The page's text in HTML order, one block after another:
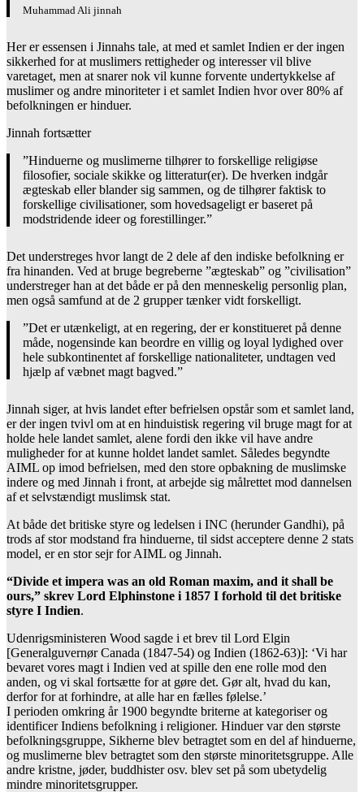
Muhammad Ali jinnah
Her er essensen i Jinnahs tale, at med et samlet Indien er der ingen
sikkerhed for at muslimers rettigheder og interesser vil blive
varetaget, men at snarer nok vil kunne forvente undertykkelse af
muslimer og andre minoriteter i et samlet Indien hvor over 80% af
befolkningen er hinduer.
Jinnah fortsætter
”Hinduerne og muslimerne tilhører to forskellige religiøse
filosofier, sociale skikke og litteratur(er). De hverken indgår
ægteskab eller blander sig sammen, og de tilhører faktisk to
forskellige civilisationer, som hovedsageligt er baseret på
modstridende ideer og forestillinger.”
Det understreges hvor langt de 2 dele af den indiske befolkning er
fra hinanden. Ved at bruge begreberne ”ægteskab” og ”civilisation”
understreger han at det både er på den menneskelig personlig plan,
men også samfund at de 2 grupper tænker vidt forskelligt.
”Det er utænkeligt, at en regering, der er konstitueret på denne
måde, nogensinde kan beordre en villig og loyal lydighed over
hele subkontinentet af forskellige nationaliteter, undtagen ved
hjælp af væbnet magt bagved.”
Jinnah siger, at hvis landet efter befrielsen opstår som et samlet land,
er der ingen tvivl om at en hinduistisk regering vil bruge magt for at
holde hele landet samlet, alene fordi den ikke vil have andre
muligheder for at kunne holdet landet samlet. Således begyndte
AIML op imod befrielsen, med den store opbakning de muslimske
indere og med Jinnah i front, at arbejde sig målrettet mod dannelsen
af et selvstændigt muslimsk stat.
At både det britiske styre og ledelsen i INC (herunder Gandhi), på
trods af stor modstand fra hinduerne, til sidst acceptere denne 2 stats
model, er en stor sejr for AIML og Jinnah.
“Divide et impera was an old Roman maxim, and it shall be
ours,” skrev Lord Elphinstone i 1857 I forhold til det britiske
styre I Indien.
Udenrigsministeren Wood sagde i et brev til Lord Elgin
[Generalguvernør Canada (1847-54) og Indien (1862-63)]: ‘Vi har
bevaret vores magt i Indien ved at spille den ene rolle mod den
anden, og vi skal fortsætte for at gøre det. Gør alt, hvad du kan,
derfor for at forhindre, at alle har en fælles følelse.’
I perioden omkring år 1900 begyndte briterne at kategoriser og
identificer Indiens befolkning i religioner. Hinduer var den største
befolkningsgruppe, Sikherne blev betragtet som en del af hinduerne,
og muslimerne blev betragtet som den største minoritetsgruppe. Alle
andre kristne, jøder, buddhister osv. blev set på som ubetydelig
mindre minoritetsgrupper.